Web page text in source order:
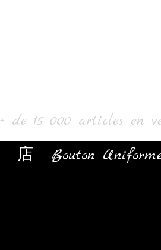
+ de 15 000 articles en
店 Bouton